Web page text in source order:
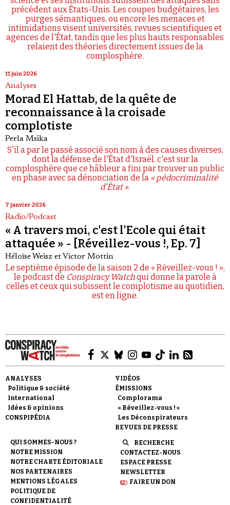
précédent aux États-Unis. Les coupes budgétaires, les
purges sémantiques, ou encore les menaces et
intimidations visent universités, revues scientifiques et
agences de l'État, tandis que les plus hauts responsables
relaient des théories directement issues de la
complosphère.
11 juin 2026
Analyses
Morad El Hattab, de la quête de
reconnaissance à la croisade
complotiste
Perla Msika
S'il a par le passé associé son nom à des causes diverses,
dont la défense de l'État d'Israël, c'est sur la
complosphère que ce hâbleur a fini par trouver un public
en phase avec sa dénonciation de la « pédocriminalité
d'État ».
7 janvier 2026
Radio/Podcast
« A travers moi, c'est l'Ecole qui était
attaquée » - [Réveillez-vous !, Ep. 7]
Héloïse Weisz et Victor Mottin
Le septième épisode de la saison 2 de « Réveillez-vous ! »,
le podcast de Conspiracy Watchqui donne la parole à
celles et ceux qui subissent le complotisme au quotidien,
est en ligne.
ANALYSES
Politique & société
International
Idées & opinions
CONSPIPÉDIA
VIDÉOS
ÉMISSIONS
Complorama
« Réveillez-vous ! »
Les Déconspirateurs
REVUES DE PRESSE
QUI SOMMES-NOUS ?
NOTRE MISSION
NOTRE CHARTE ÉDITORIALE
NOS PARTENAIRES
MENTIONS LÉGALES
POLITIQUE DE
CONFIDENTIALITÉ
RECHERCHE
CONTACTEZ-NOUS
ESPACE PRESSE
NEWSLETTER
FAIRE UN DON